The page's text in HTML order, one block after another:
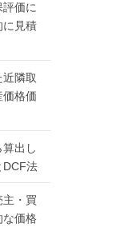
評価に
に見積
近隣取
価格価
算出し
DCF法
主・買
な価格